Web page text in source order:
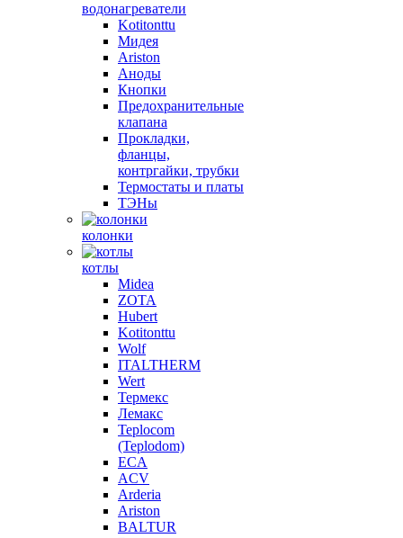
водонагреватели
Kotitonttu
Мидея
Ariston
Аноды
Кнопки
Предохранительные
клапана
Прокладки,
фланцы,
контргайки, трубки
Термостаты и платы
ТЭНы
колонки
котлы
Midea
ZOTA
Hubert
Kotitonttu
Wolf
ITALTHERM
Wert
Термекс
Лемакс
Teplocom
(Teplodom)
ECA
ACV
Arderia
Ariston
BALTUR